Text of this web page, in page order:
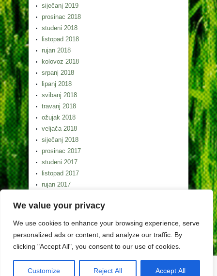
We value your privacy
We use cookies to enhance your browsing experience, serve
personalized ads or content, and analyze our traffic. By
clicking "Accept All", you consent to our use of cookies.
Customize Reject All Accept All
siječanj 2019
prosinac 2018
studeni 2018
listopad 2018
rujan 2018
kolovoz 2018
srpanj 2018
lipanj 2018
svibanj 2018
travanj 2018
ožujak 2018
veljača 2018
siječanj 2018
prosinac 2017
studeni 2017
listopad 2017
rujan 2017
srpanj 2017